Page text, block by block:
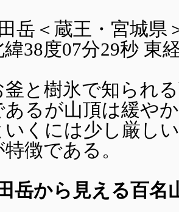
岳＜蔵王・宮城県
38度07分29秒 東
と樹氷で知られ
あるが山頂は緩や
いくには少し厳し
徴である。
田岳から見える百名